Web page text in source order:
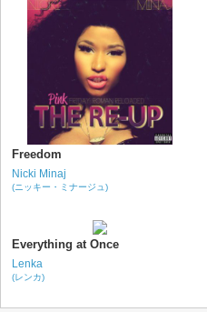
Freedom
Nicki Minaj
(ニッキー・ミナージュ)
Everything at Once
Lenka
(レンカ)